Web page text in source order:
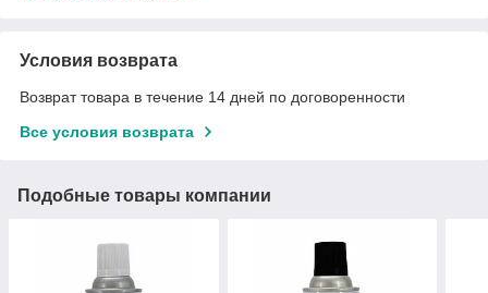
Условия возврата
Возврат товара в течение 14 дней по договоренности
Все условия возврата
Подобные товары компании